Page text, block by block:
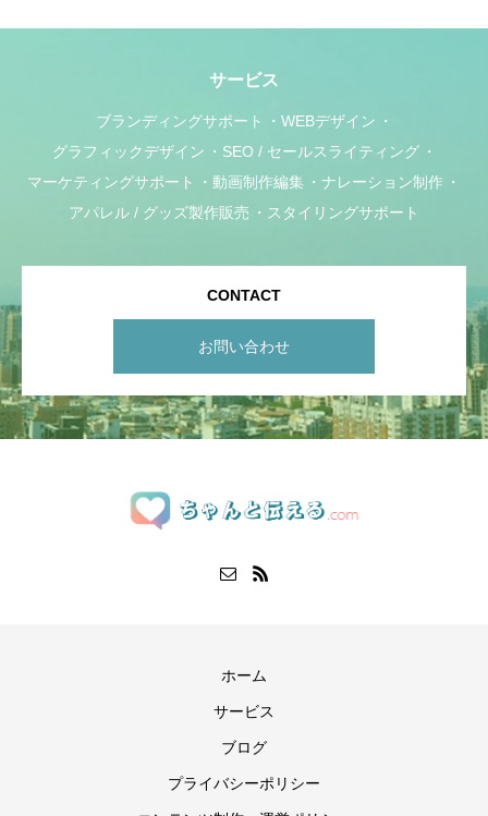
サービス
ブランディングサポート
WEBデザイン
グラフィックデザイン
SEO / セールスライティング
マーケティングサポート
動画制作編集
ナレーション制作
アパレル / グッズ製作販売
スタイリングサポート
CONTACT
お問い合わせ
ホーム
サービス
ブログ
プライバシーポリシー